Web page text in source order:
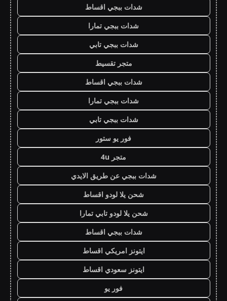
شدات ببجي اقساط
شدات ببجي تمارا
شدات ببجي تابي
متجر تقسيط
شدات ببجي اقساط
شدات ببجي تمارا
شدات ببجي تابي
فور يو ستور
متجر 4u
شدات ببجي عن طريق الايدي
شحن يلا لودو اقساط
شحن يلا لودو تابي تمارا
شدات ببجي اقساط
ايتونز امريكي اقساط
ايتونز سعودي اقساط
فور يو